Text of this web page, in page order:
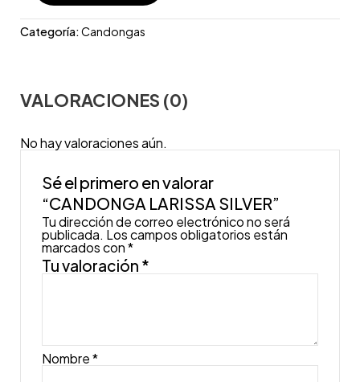
Categoría:Candongas
VALORACIONES (0)
No hay valoraciones aún.
Sé el primero en valorar
“CANDONGA LARISSA SILVER”
Tu dirección de correo electrónico no será
publicada. Los campos obligatorios están
marcados con*
Tu valoración *
Nombre*